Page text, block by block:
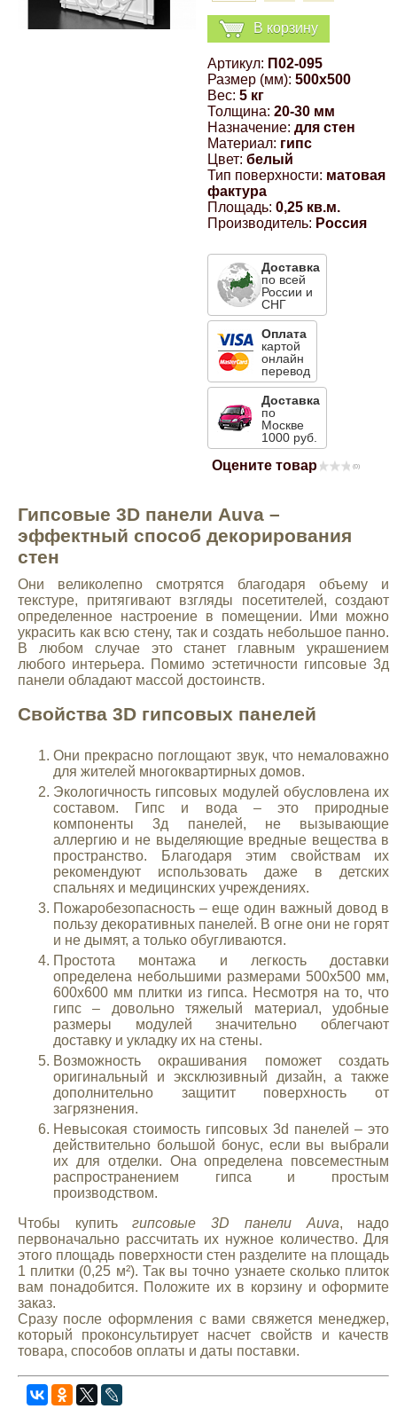
В корзину
Артикул: П02-095
Размер (мм): 500x500
Вес: 5 кг
Толщина: 20-30 мм
Назначение: для стен
Материал: гипс
Цвет: белый
Тип поверхности: матовая
фактура
Площадь: 0,25 кв.м.
Производитель: Россия
Доставка
по всей
России и
СНГ
Оплата
картой
онлайн
перевод
Доставка
по
Москве
1000 руб.
Оцените товар (0)
Гипсовые 3D панели Auva –
эффектный способ декорирования
стен
Они великолепно смотрятся благодаря объему и
текстуре, притягивают взгляды посетителей, создают
определенное настроение в помещении. Ими можно
украсить как всю стену, так и создать небольшое панно.
В любом случае это станет главным украшением
любого интерьера. Помимо эстетичности гипсовые 3д
панели обладают массой достоинств.
Свойства 3D гипсовых панелей
Они прекрасно поглощают звук, что немаловажно
для жителей многоквартирных домов.
Экологичность гипсовых модулей обусловлена их
составом. Гипс и вода – это природные
компоненты 3д панелей, не вызывающие
аллергию и не выделяющие вредные вещества в
пространство. Благодаря этим свойствам их
рекомендуют использовать даже в детских
спальнях и медицинских учреждениях.
Пожаробезопасность – еще один важный довод в
пользу декоративных панелей. В огне они не горят
и не дымят, а только обугливаются.
Простота монтажа и легкость доставки
определена небольшими размерами 500х500 мм,
600х600 мм плитки из гипса. Несмотря на то, что
гипс – довольно тяжелый материал, удобные
размеры модулей значительно облегчают
доставку и укладку их на стены.
Возможность окрашивания поможет создать
оригинальный и эксклюзивный дизайн, а также
дополнительно защитит поверхность от
загрязнения.
Невысокая стоимость гипсовых 3d панелей – это
действительно большой бонус, если вы выбрали
их для отделки. Она определена повсеместным
распространением гипса и простым
производством.
Чтобы купитьгипсовые 3D панели Auva, надо
первоначально рассчитать их нужное количество. Для
этого площадь поверхности стен разделите на площадь
1 плитки (0,25 м²). Так вы точно узнаете сколько плиток
вам понадобится. Положите их в корзину и оформите
заказ.
Сразу после оформления с вами свяжется менеджер,
который проконсультирует насчет свойств и качеств
товара, способов оплаты и даты поставки.
Компрессионные фитинги Poliext
Honda
Renault
Suzuki
Toyota
Volkswagen
УАЗ
Дополнительные товары
Эмали универсальные акриловые
Магнитные панели на холодильник